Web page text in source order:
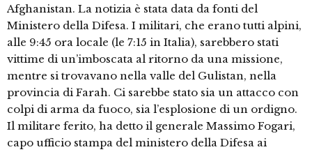
Afghanistan. La notizia è stata data da fonti del
Ministero della Difesa. I militari, che erano tutti alpini,
alle 9:45 ora locale (le 7:15 in Italia), sarebbero stati
vittime di un’imboscata al ritorno da una missione,
mentre si trovavano nella valle del Gulistan, nella
provincia di Farah. Ci sarebbe stato sia un attacco con
colpi di arma da fuoco, sia l’esplosione di un ordigno.
Il militare ferito, ha detto il generale Massimo Fogari,
capo ufficio stampa del ministero della Difesa ai